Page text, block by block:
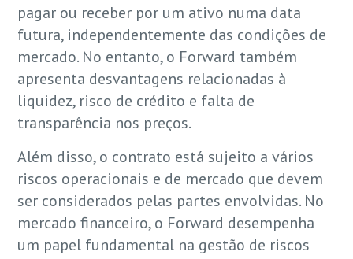
pagar ou receber por um ativo numa data
futura, independentemente das condições de
mercado. No entanto, o Forward também
apresenta desvantagens relacionadas à
liquidez, risco de crédito e falta de
transparência nos preços.
Além disso, o contrato está sujeito a vários
riscos operacionais e de mercado que devem
ser considerados pelas partes envolvidas. No
mercado financeiro, o Forward desempenha
um papel fundamental na gestão de riscos